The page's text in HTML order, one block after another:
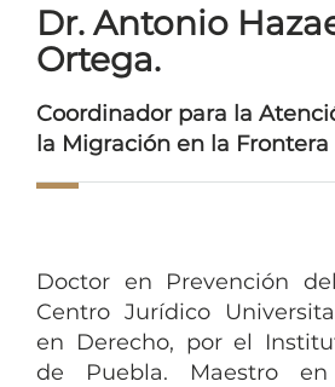
Dr. Antonio
Ortega.
Coordinador para la
la Migración en la Frontera
Doctor en Prevención
Centro Jurídico
en Derecho, por el
de Puebla. Maestro